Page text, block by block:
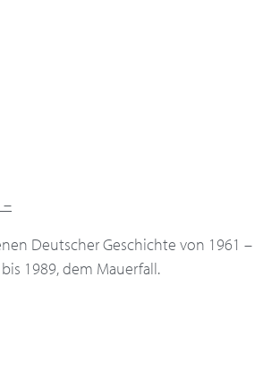
–
Deutscher Geschichte von 1961 –
1989, dem Mauerfall.